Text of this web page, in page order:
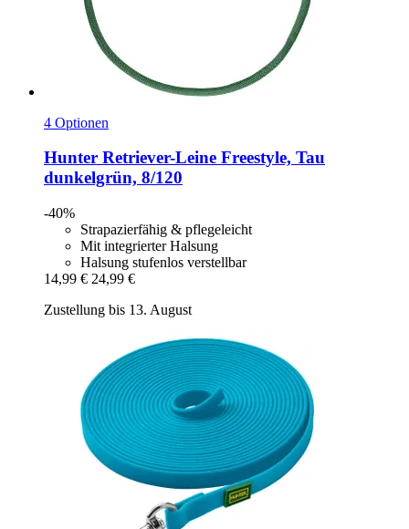
4 Optionen
Hunter Retriever-​Leine Freestyle, Tau
dunkelgrün, 8/120
-40%
Strapazierfähig & pflegeleicht
Mit integrierter Halsung
Halsung stufenlos verstellbar
14,99 € 24,99 €
Zustellung bis 13. August